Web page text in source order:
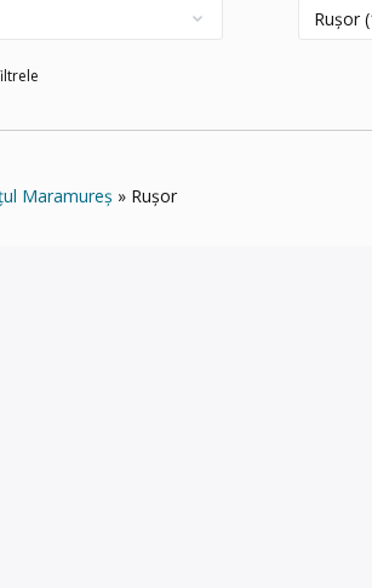
Maramureș Rușor